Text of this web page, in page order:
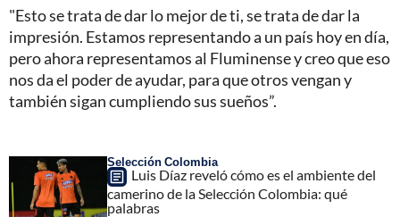
"Esto se trata de dar lo mejor de ti, se trata de dar la
impresión. Estamos representando a un país hoy en día,
pero ahora representamos al Fluminense y creo que eso
nos da el poder de ayudar, para que otros vengan y
también sigan cumpliendo sus sueños”.
Selección Colombia
Luis Díaz reveló cómo es el ambiente del
camerino de la Selección Colombia: qué
palabras